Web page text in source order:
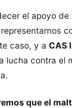
el apoyo de
caso, y a CAS
lucha contra el
que el